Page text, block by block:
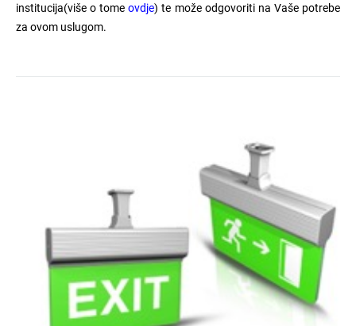
institucija(više o tomeovdje) te može odgovoriti na Vaše potrebe
za ovom uslugom.